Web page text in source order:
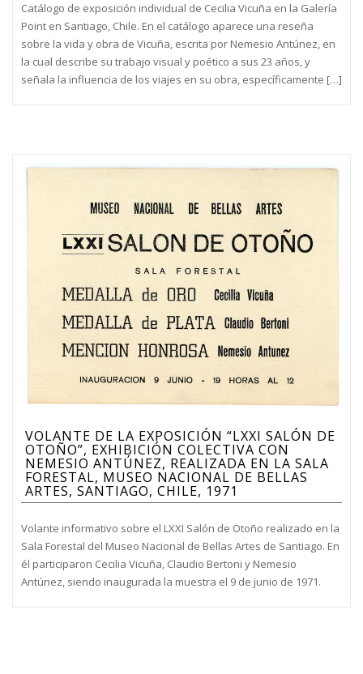
Catálogo de exposición individual de Cecilia Vicuña en la Galería
Point en Santiago, Chile. En el catálogo aparece una reseña
sobre la vida y obra de Vicuña, escrita por Nemesio Antúnez, en
la cual describe su trabajo visual y poético a sus 23 años, y
señala la influencia de los viajes en su obra, específicamente […]
VOLANTE DE LA EXPOSICIÓN “LXXI SALÓN DE
OTOÑO”, EXHIBICIÓN COLECTIVA CON
NEMESIO ANTÚNEZ, REALIZADA EN LA SALA
FORESTAL, MUSEO NACIONAL DE BELLAS
ARTES, SANTIAGO, CHILE, 1971
Volante informativo sobre el LXXI Salón de Otoño realizado en la
Sala Forestal del Museo Nacional de Bellas Artes de Santiago. En
él participaron Cecilia Vicuña, Claudio Bertoni y Nemesio
Antúnez, siendo inaugurada la muestra el 9 de junio de 1971.